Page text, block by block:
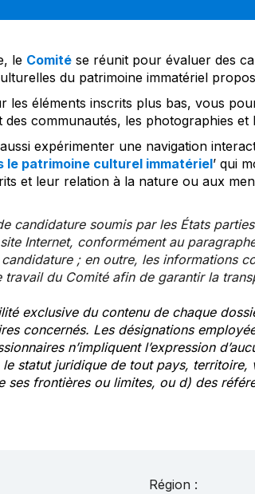
le Comitése réunit pour évaluer des
du patrimoine immatériel
les éléments inscrits plus bas, vous
des communautés, les photographies et
expérimenter une navigation
le patrimoine culturel immatériel’ qui
et leur relation à la nature ou aux
candidature soumis par les États
Internet, conformément au
; en outre, les informations
travail du Comité afin de garantir la
exclusive du contenu de chaque
concernés. Les désignations
n’impliquent l’expression
statut juridique de tout pays,
ses frontières ou limites, ou d) des
Région :